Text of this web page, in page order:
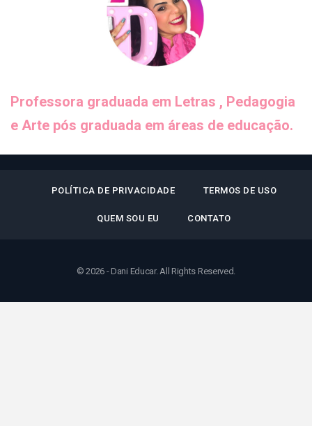
Professora graduada em Letras , Pedagogia
e Arte pós graduada em áreas de educação.
POLÍTICA DE PRIVACIDADE TERMOS DE USO
QUEM SOU EU CONTATO
© 2026 - Dani Educar. All Rights Reserved.